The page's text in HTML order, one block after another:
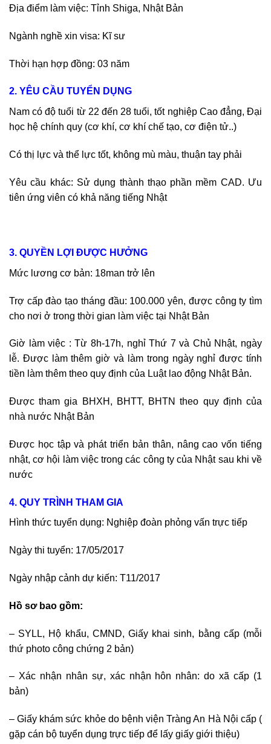
Địa điểm làm việc: Tỉnh Shiga, Nhật Bản
Ngành nghề xin visa: Kĩ sư
Thời hạn hợp đồng: 03 năm
2. YÊU CẦU TUYỂN DỤNG
Nam có độ tuổi từ 22 đến 28 tuổi, tốt nghiệp Cao đẳng, Đại
học hệ chính quy (cơ khí, cơ khí chế tạo, cơ điện tử..)
Có thị lực và thể lực tốt, không mù màu, thuận tay phải
Yêu cầu khác: Sử dụng thành thạo phần mềm CAD. Ưu
tiên ứng viên có khả năng tiếng Nhật
3. QUYỀN LỢI ĐƯỢC HƯỞNG
Mức lương cơ bản: 18man trở lên
Trợ cấp đào tạo tháng đầu: 100.000 yên, được công ty tìm
cho nơi ở trong thời gian làm việc tại Nhật Bản
Giờ làm việc : Từ 8h-17h, nghỉ Thứ 7 và Chủ Nhật, ngày
lễ. Được làm thêm giờ và làm trong ngày nghỉ được tính
tiền làm thêm theo quy định của Luật lao động Nhật Bản.
Được tham gia BHXH, BHTT, BHTN theo quy định của
nhà nước Nhật Bản
Được học tập và phát triển bản thân, nâng cao vốn tiếng
nhật, cơ hội làm việc trong các công ty của Nhật sau khi về
nước
4. QUY TRÌNH THAM GIA
Hình thức tuyển dụng: Nghiệp đoàn phỏng vấn trực tiếp
Ngày thi tuyển: 17/05/2017
Ngày nhập cảnh dự kiến: T11/2017
Hồ sơ bao gồm:
– SYLL, Hộ khẩu, CMND, Giấy khai sinh, bằng cấp (mỗi
thứ photo công chứng 2 bản)
– Xác nhận nhân sự, xác nhận hôn nhân: do xã cấp (1
bản)
– Giấy khám sức khỏe do bệnh viện Tràng An Hà Nội cấp (
gặp cán bộ tuyển dụng trực tiếp để lấy giấy giới thiệu)